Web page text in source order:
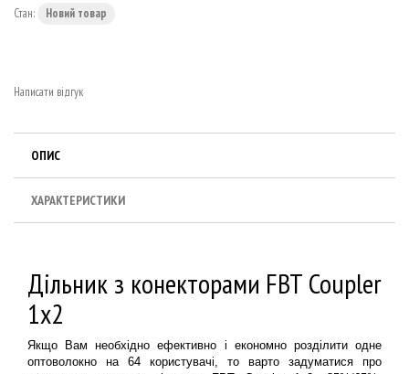
Стан: Новий товар
Написати відгук
ОПИС
ХАРАКТЕРИСТИКИ
Дільник з конекторами FBT Coupler
1x2
Якщо Вам необхідно ефективно і економно розділити одне
оптоволокно на 64 користувачі, то варто задуматися про